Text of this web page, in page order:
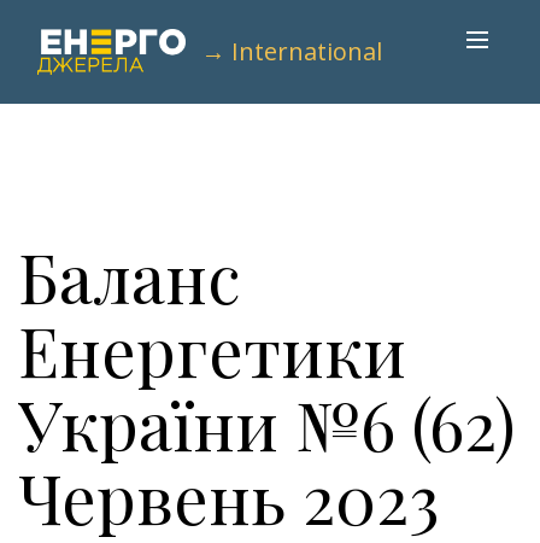
→ International
Баланс
Енергетики
України №6 (62)
Червень 2023